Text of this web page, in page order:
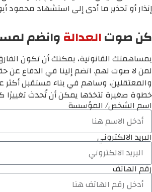
إنذار أو تحذير ما أدى إلى استشهاد محمود
كن صوتالعدالةوانضم
بمساهمتك القانونية، يمكنك أن تكون
لمن لا صوت لهم. انضم إلينا في الدفاع عن
والمعتقلين، وساهم في بناء مستقبل أكثر
خطوة صغيرة تتخذها يمكن أن تُحدث تغييرًا
اسم الشخص/ المؤسسة
البريد الالكتروني
رقم الهاتف